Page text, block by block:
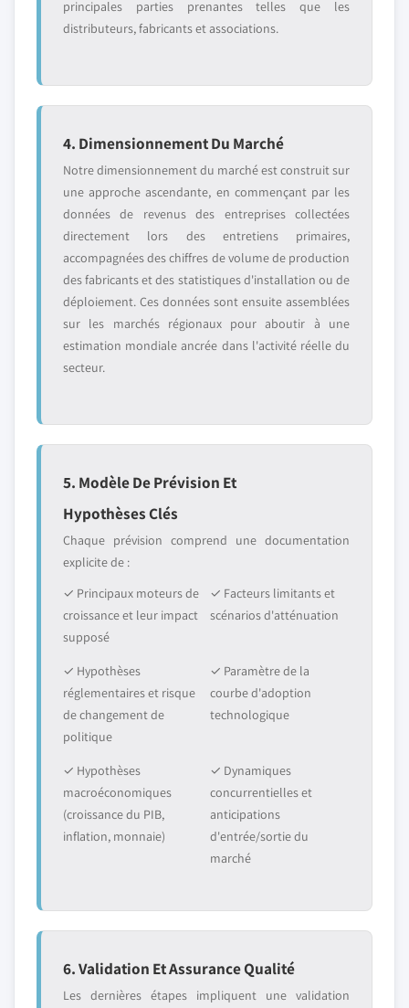
principales parties prenantes telles que les
distributeurs, fabricants et associations.
4. Dimensionnement Du Marché
Notre dimensionnement du marché est construit sur
une approche ascendante, en commençant par les
données de revenus des entreprises collectées
directement lors des entretiens primaires,
accompagnées des chiffres de volume de production
des fabricants et des statistiques d'installation ou de
déploiement. Ces données sont ensuite assemblées
sur les marchés régionaux pour aboutir à une
estimation mondiale ancrée dans l'activité réelle du
secteur.
5. Modèle De Prévision Et
Hypothèses Clés
Chaque prévision comprend une documentation
explicite de :
✓ Principaux moteurs de
croissance et leur impact
supposé
✓ Facteurs limitants et
scénarios d'atténuation
✓ Hypothèses
réglementaires et risque
de changement de
politique
✓ Paramètre de la
courbe d'adoption
technologique
✓ Hypothèses
macroéconomiques
(croissance du PIB,
inflation, monnaie)
✓ Dynamiques
concurrentielles et
anticipations
d'entrée/sortie du
marché
6. Validation Et Assurance Qualité
Les dernières étapes impliquent une validation